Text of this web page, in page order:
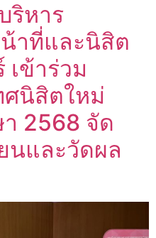
ริหาร
าที่และนิสิต
ข้าร่วม
ศนิสิตใหม่
2568 จัด
นและวัดผล